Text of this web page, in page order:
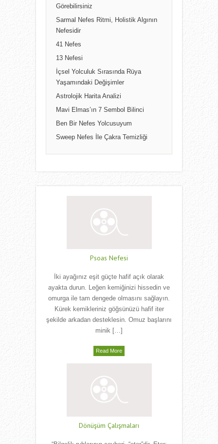
Görebilirsiniz
Sarmal Nefes Ritmi, Holistik Algının
Nefesidir
41 Nefes
13 Nefesi
İçsel Yolculuk Sırasında Rüya
Yaşamındaki Değişimler
Astrolojik Harita Analizi
Mavi Elmas’ın 7 Sembol Bilinci
Ben Bir Nefes Yolcusuyum
Sweep Nefes İle Çakra Temizliği
Psoas Nefesi
İki ayağınız eşit güçte hafif açık olarak
ayakta durun. Leğen kemiğinizi hissedin ve
omurga ile tam dengede olmasını sağlayın.
Kürek kemikleriniz göğsünüzü hafif iter
şekilde arkadan desteklesin. Omuz başlarını
minik […]
Read More
Dönüşüm Çalışmaları